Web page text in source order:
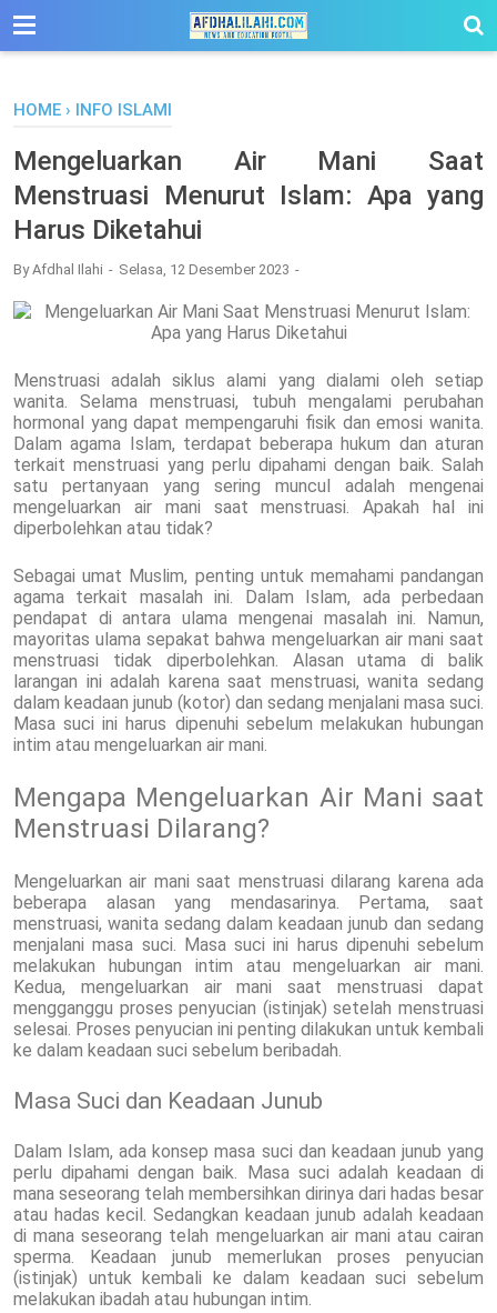
-->
HOME › INFO ISLAMI
Mengeluarkan Air Mani Saat
Menstruasi Menurut Islam: Apa yang
Harus Diketahui
ByAfdhal Ilahi Selasa, 12 Desember 2023
Menstruasi adalah siklus alami yang dialami oleh setiap
wanita. Selama menstruasi, tubuh mengalami perubahan
hormonal yang dapat mempengaruhi fisik dan emosi wanita.
Dalam agama Islam, terdapat beberapa hukum dan aturan
terkait menstruasi yang perlu dipahami dengan baik. Salah
satu pertanyaan yang sering muncul adalah mengenai
mengeluarkan air mani saat menstruasi. Apakah hal ini
diperbolehkan atau tidak?
Sebagai umat Muslim, penting untuk memahami pandangan
agama terkait masalah ini. Dalam Islam, ada perbedaan
pendapat di antara ulama mengenai masalah ini. Namun,
mayoritas ulama sepakat bahwa mengeluarkan air mani saat
menstruasi tidak diperbolehkan. Alasan utama di balik
larangan ini adalah karena saat menstruasi, wanita sedang
dalam keadaan junub (kotor) dan sedang menjalani masa suci.
Masa suci ini harus dipenuhi sebelum melakukan hubungan
intim atau mengeluarkan air mani.
Mengapa Mengeluarkan Air Mani saat
Menstruasi Dilarang?
Mengeluarkan air mani saat menstruasi dilarang karena ada
beberapa alasan yang mendasarinya. Pertama, saat
menstruasi, wanita sedang dalam keadaan junub dan sedang
menjalani masa suci. Masa suci ini harus dipenuhi sebelum
melakukan hubungan intim atau mengeluarkan air mani.
Kedua, mengeluarkan air mani saat menstruasi dapat
mengganggu proses penyucian (istinjak) setelah menstruasi
selesai. Proses penyucian ini penting dilakukan untuk kembali
ke dalam keadaan suci sebelum beribadah.
Masa Suci dan Keadaan Junub
Dalam Islam, ada konsep masa suci dan keadaan junub yang
perlu dipahami dengan baik. Masa suci adalah keadaan di
mana seseorang telah membersihkan dirinya dari hadas besar
atau hadas kecil. Sedangkan keadaan junub adalah keadaan
di mana seseorang telah mengeluarkan air mani atau cairan
sperma. Keadaan junub memerlukan proses penyucian
(istinjak) untuk kembali ke dalam keadaan suci sebelum
melakukan ibadah atau hubungan intim.